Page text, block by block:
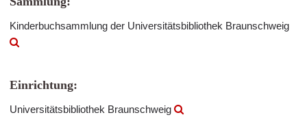
Kinderbuchsammlung der Universitätsbibliothek Braunschweig
Einrichtung:
Universitätsbibliothek Braunschweig